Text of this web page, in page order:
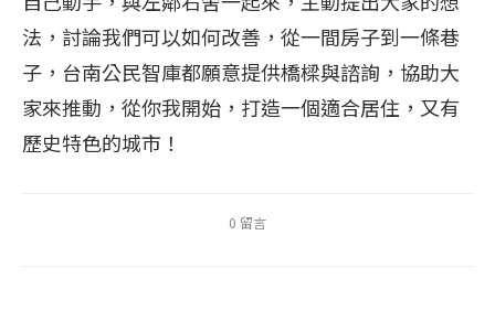
法，討論我們可以如何改善，從一間房子到一條巷
子，台南公民智庫都願意提供橋樑與諮詢，協助大
家來推動，從你我開始，打造一個適合居住，又有
歷史特色的城市！
0 留言